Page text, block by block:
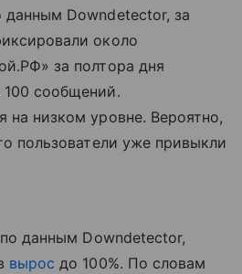
данным Downdetector, за
около
за полтора дня
100 сообщений.
на низком уровне. Вероятно,
пользователи уже привыкли
данным Downdetector,
вырос до 100%. По словам